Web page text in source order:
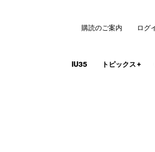
IU35 トピックス+
購読のご案内 ログ